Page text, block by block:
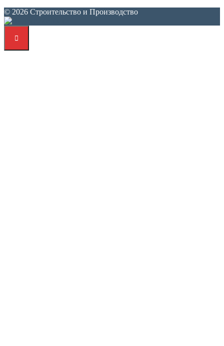
© 2026 Строительство и Производство